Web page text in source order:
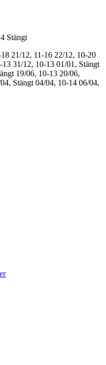
Stängt
21/12, 11-16 22/12, 10-20
13 31/12, 10-13 01/01, Stängt
19/06, 10-13 20/06,
Stängt 04/04, 10-14 06/04,